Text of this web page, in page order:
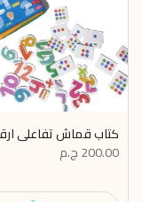
200.00 ج.م